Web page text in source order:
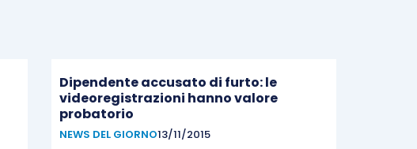
Dipendente accusato di furto: le
videoregistrazioni hanno valore
probatorio
NEWS DEL GIORNO13/11/2015